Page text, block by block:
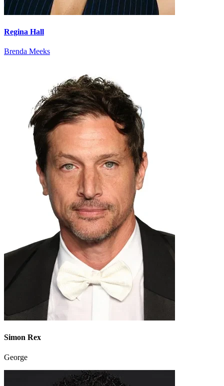
Regina Hall
Brenda Meeks
Simon Rex
George